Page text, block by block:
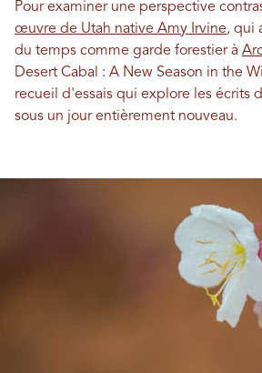
Pour examiner une perspective
œuvre de Utah native Amy Irvine, qui
du temps comme garde forestier à
Desert Cabal : A New Season in the
recueil d'essais qui explore les écrits
sous un jour entièrement nouveau.